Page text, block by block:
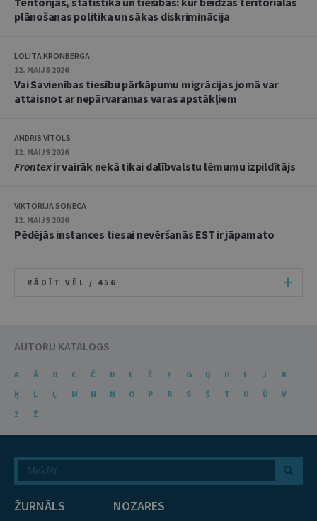
plānošanas politika un sākas diskriminācija
LOLITA KRONBERGA
12. MAIJS 2026
Vai Savienības tiesību pārkāpumu migrācijas jomā var
attaisnot ar nepārvaramas varas apstākļiem
ANDRIS VĪTOLS
12. MAIJS 2026
Frontexir vairāk nekā tikai dalībvalstu lēmumu izpildītājs
VIKTORIJA SOŅECA
12. MAIJS 2026
Pēdējās instances tiesai nevēršanās EST ir jāpamato
RĀDĪT VĒL / 456
AUTORU KATALOGS
A Ā B C Č D E Ē F G Ģ H I J
K
Ķ
L Ļ M N Ņ O P R S Š T U Ū
V
Z
Ž
ŽURNĀLS
NOZARES